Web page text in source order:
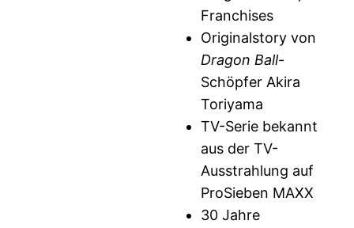
Franchises
Originalstory von
Dragon Ball-
Schöpfer Akira
Toriyama
TV-Serie bekannt
aus der TV-
Ausstrahlung auf
ProSieben MAXX
30 Jahre